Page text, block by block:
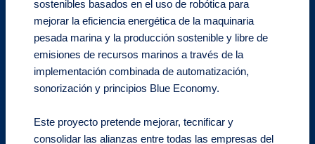
sostenibles basados en el uso de robótica para
mejorar la eficiencia energética de la maquinaria
pesada marina y la producción sostenible y libre de
emisiones de recursos marinos a través de la
implementación combinada de automatización,
sonorización y principios Blue Economy.
Este proyecto pretende mejorar, tecnificar y
consolidar las alianzas entre todas las empresas del